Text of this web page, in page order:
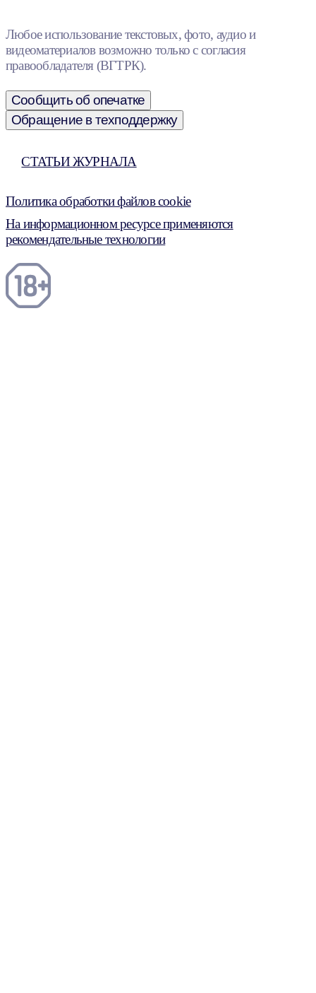
Любое использование текстовых, фото, аудио и
видеоматериалов возможно только с согласия
правообладателя (ВГТРК).
Сообщить об опечатке
Обращение в техподдержку
СТАТЬИ ЖУРНАЛА
Политика обработки файлов cookie
На информационном ресурсе применяются
рекомендательные технологии